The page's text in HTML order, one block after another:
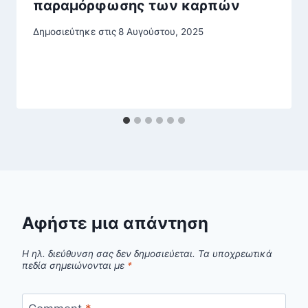
παραμόρφωσης των καρπών
Δημοσιεύτηκε στις8 Αυγούστου, 2025
Αφήστε μια απάντηση
Η ηλ. διεύθυνση σας δεν δημοσιεύεται. Τα υποχρεωτικά
πεδία σημειώνονται με *